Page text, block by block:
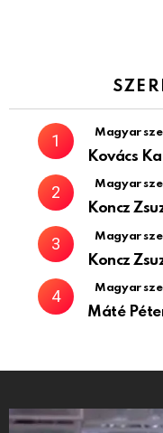
Magyar
Kovács
Magyar
Koncz
Magyar
Koncz
Magyar
Máté